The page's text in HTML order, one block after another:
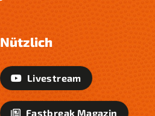
Nützlich
Livestream
Fastbreak Magazin